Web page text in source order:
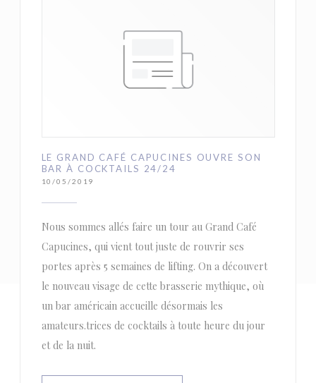
LE GRAND CAFÉ CAPUCINES OUVRE SON
BAR À COCKTAILS 24/24
10/05/2019
Nous sommes allés faire un tour au Grand Café
Capucines, qui vient tout juste de rouvrir ses
portes après 5 semaines de lifting. On a découvert
le nouveau visage de cette brasserie mythique, où
un bar américain accueille désormais les
amateurs.trices de cocktails à toute heure du jour
et de la nuit.